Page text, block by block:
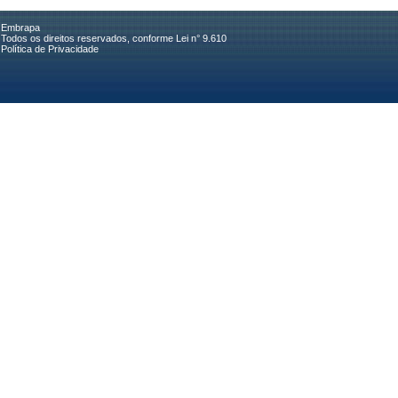
Embrapa
Todos os direitos reservados, conforme Lei n° 9.610
Política de Privacidade